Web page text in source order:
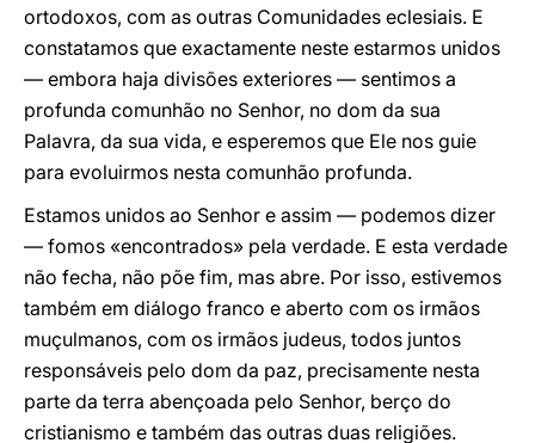
ortodoxos, com as outras Comunidades eclesiais. E
constatamos que exactamente neste estarmos unidos
— embora haja divisões exteriores — sentimos a
profunda comunhão no Senhor, no dom da sua
Palavra, da sua vida, e esperemos que Ele nos guie
para evoluirmos nesta comunhão profunda.
Estamos unidos ao Senhor e assim — podemos dizer
— fomos «encontrados» pela verdade. E esta verdade
não fecha, não põe fim, mas abre. Por isso, estivemos
também em diálogo franco e aberto com os irmãos
muçulmanos, com os irmãos judeus, todos juntos
responsáveis pelo dom da paz, precisamente nesta
parte da terra abençoada pelo Senhor, berço do
cristianismo e também das outras duas religiões.